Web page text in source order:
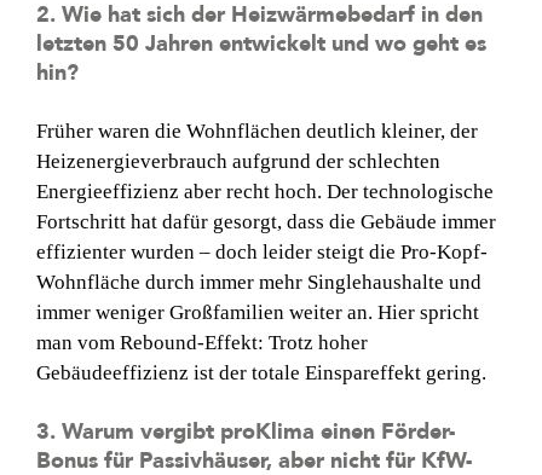
2. Wie hat sich der Heizwärmebedarf in den
letzten 50 Jahren entwickelt und wo geht es
hin?
Früher waren die Wohnflächen deutlich kleiner, der
Heizenergieverbrauch aufgrund der schlechten
Energieeffizienz aber recht hoch. Der technologische
Fortschritt hat dafür gesorgt, dass die Gebäude immer
effizienter wurden – doch leider steigt die Pro-Kopf-
Wohnfläche durch immer mehr Singlehaushalte und
immer weniger Großfamilien weiter an. Hier spricht
man vom Rebound-Effekt: Trotz hoher
Gebäudeeffizienz ist der totale Einspareffekt gering.
3. Warum vergibt proKlima einen Förder-
Bonus für Passivhäuser, aber nicht für KfW-